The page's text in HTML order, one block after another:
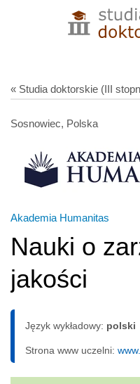
« Studia doktorskie (III
Sosnowiec, Polska
Akademia Humanitas
Nauki o
jakości
Język wykładowy: polski
Strona www uczelni: